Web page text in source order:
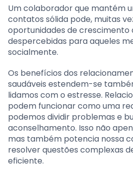
Um colaborador que mantém
contatos sólida pode, muitas
oportunidades de crescimento
despercebidas para aqueles
socialmente.
Os benefícios dos
saudáveis estendem-se
lidamos com o estresse.
podem funcionar como uma
podemos dividir problemas e
aconselhamento. Isso não
mas também potencia nossa
resolver questões complexas
eficiente.